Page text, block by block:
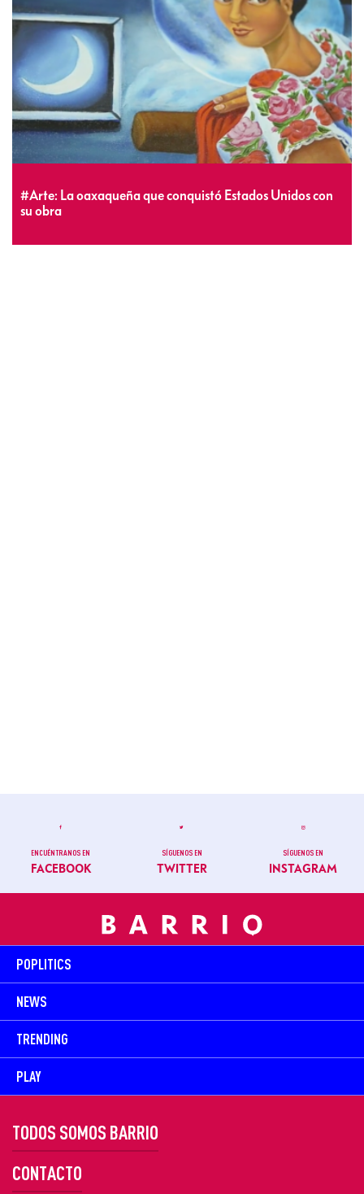
#Arte: La oaxaqueña que conquistó Estados Unidos con
su obra
ENCUÉNTRANOS EN
FACEBOOK
SÍGUENOS EN
TWITTER
SÍGUENOS EN
INSTAGRAM
POPLITICS
NEWS
TRENDING
PLAY
TODOS SOMOS BARRIO
CONTACTO